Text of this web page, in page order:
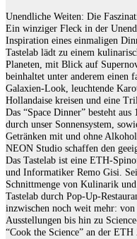
Unendliche Weiten: Die
Ein winziger Fleck in der
Inspiration eines einmaligen
Tastelab lädt zu einem
Planeten, mit Blick auf
beinhaltet unter anderem einen
Galaxien-Look, leuchtende
Hollandaise kreisen und eine
Das “Space Dinner” besteht
durch unser Sonnensystem,
Getränken mit und ohne
NEON Studio schaffen den
Das Tastelab ist eine ETH-
und Informatiker Remo Gisi.
Schnittmenge von Kulinarik
Tastelab durch Pop-Up-
inzwischen noch weit mehr:
Ausstellungen bis hin zu
“Cook the Science” an der